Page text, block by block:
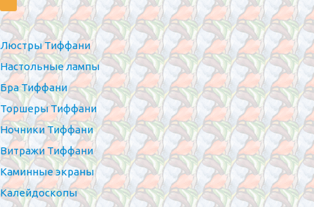
Люстры Тиффани
Настольные лампы
Бра Тиффани
Торшеры Тиффани
Ночники Тиффани
Витражи Тиффани
Каминные экраны
Калейдоскопы